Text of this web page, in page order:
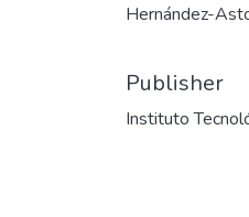
Hernández-
Publisher
Instituto